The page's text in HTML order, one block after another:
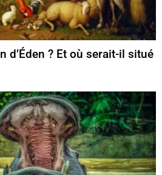
d’Éden ? Et où serait-il situé